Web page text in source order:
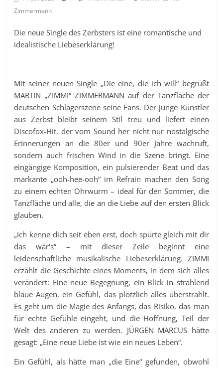
Zimmermann
Die neue Single des Zerbsters ist eine romantische und
idealistische Liebeserklärung!
Mit seiner neuen Single „Die eine, die ich will“ begrüßt
MARTIN „ZIMMI“ ZIMMERMANN auf der Tanzfläche der
deutschen Schlagerszene seine Fans. Der junge Künstler
aus Zerbst bleibt seinem Stil treu und liefert einen
Discofox-Hit, der vom Sound her nicht nur nostalgische
Erinnerungen an die 80er und 90er Jahre wachruft,
sondern auch frischen Wind in die Szene bringt. Eine
eingängige Komposition, ein pulsierender Beat und das
markante „ooh-hee-ooh“ im Refrain machen den Song
zu einem echten Ohrwurm – ideal für den Sommer, die
Tanzfläche und alle, die an die Liebe auf den ersten Blick
glauben.
„Ich kenne dich seit eben erst, doch spürte gleich mit dir
das wär‘s“ – mit dieser Zeile beginnt eine
leidenschaftliche musikalische Liebeserklärung. ZIMMI
erzählt die Geschichte eines Moments, in dem sich alles
verändert: Eine neue Begegnung, ein Blick in strahlend
blaue Augen, ein Gefühl, das plötzlich alles überstrahlt.
Es geht um die Magie des Anfangs, das Risiko, das man
für echte Gefühle eingeht, und die Hoffnung, Teil der
Welt des anderen zu werden. JÜRGEN MARCUS hätte
gesagt: „Eine neue Liebe ist wie ein neues Leben“.
Ein Gefühl, als hätte man „die Eine“ gefunden, obwohl